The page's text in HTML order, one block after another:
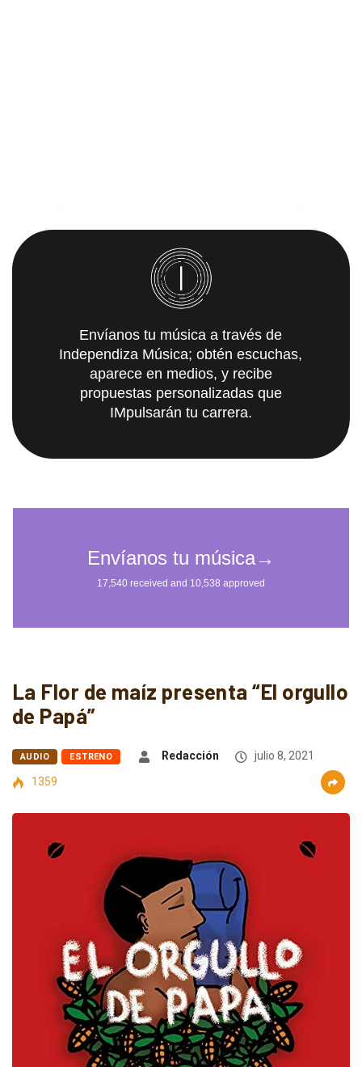
Envíanos tu música a través de
Independiza Música; obtén escuchas,
aparece en medios, y recibe
propuestas personalizadas que
IMpulsarán tu carrera.
La Flor de maíz presenta “El orgullo
de Papá”
AUDIO ESTRENO Redacción
julio 8, 2021
1359